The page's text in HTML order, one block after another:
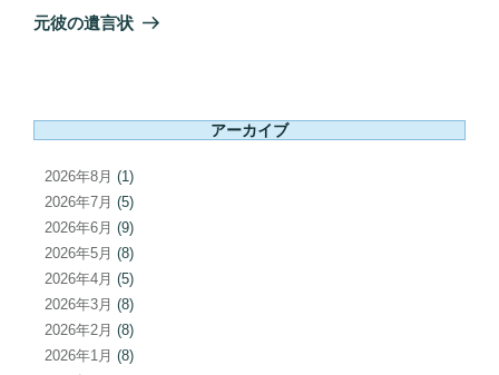
ー
ン
の
元彼の遺言状
アーカイブ
2026年8月 (1)
2026年7月 (5)
2026年6月 (9)
2026年5月 (8)
2026年4月 (5)
2026年3月 (8)
2026年2月 (8)
2026年1月 (8)